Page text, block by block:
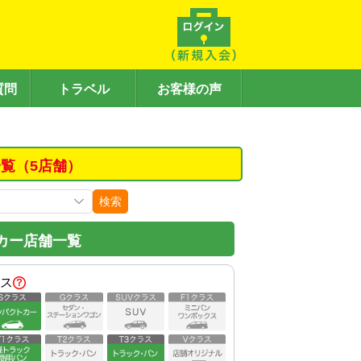
問 トラベル お客様の声
（5店舗）
検索
ー店舗一覧